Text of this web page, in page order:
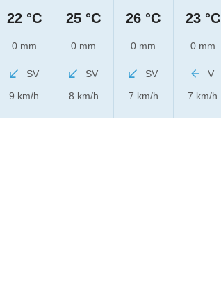
22 °C
0 mm
SV
9 km/h
25 °C
0 mm
SV
8 km/h
26 °C
0 mm
SV
7 km/h
23 °C
0 mm
V
7 km/h